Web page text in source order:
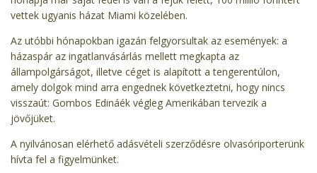
vettek ugyanis házat Miami közelében.
Az utóbbi hónapokban igazán felgyorsultak az események: a
házaspár az ingatlanvásárlás mellett megkapta az
állampolgárságot, illetve céget is alapított a tengerentúlon,
amely dolgok mind arra engednek következtetni, hogy nincs
visszaút: Gombos Edináék végleg Amerikában tervezik a
jövőjüket.
A nyilvánosan elérhető adásvételi szerződésre olvasóriporterünk
hívta fel a figyelmünket.